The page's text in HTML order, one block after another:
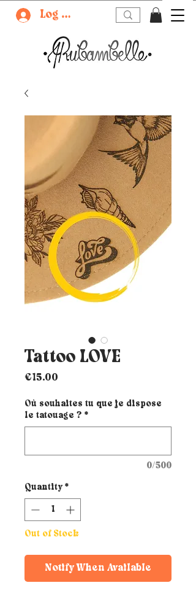
Log In
Tattoo LOVE
€15.00
Où souhaites tu que je dispose
le tatouage ? *
0/500
Quantity *
Out of Stock
Notify When Available